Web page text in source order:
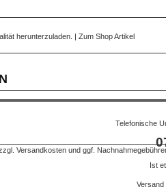
herunterzuladen. | Zum Shop Artikel
Telefonische
Ist
Versand
Versandkosten und ggf.